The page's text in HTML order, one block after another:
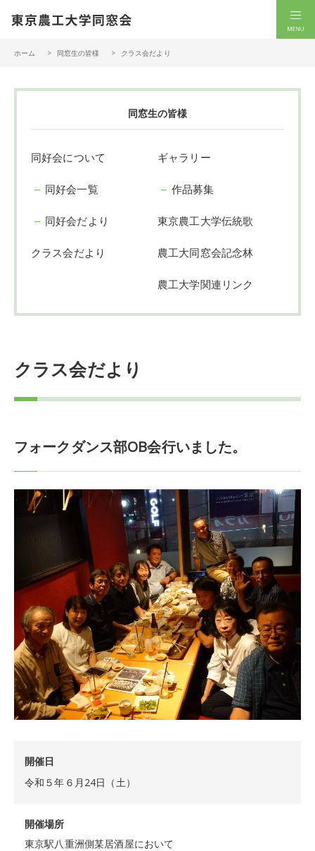
ホーム 同窓生の皆様 クラス会だより
同窓生の皆様
同好会について
同好会一覧
同好会だより
クラス会だより
ギャラリー
作品募集
東京農工大学伝統歌
農工大同窓会記念林
農工大学関連リンク
クラス会だより
フォークダンス部OB会行いました。
開催日
令和５年６月24日（土）
開催場所
東京駅八重洲側某居酒屋において